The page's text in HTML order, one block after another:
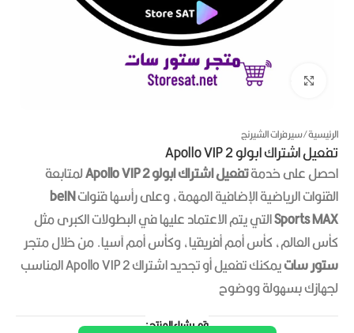
Click to enlarge
الرئيسية/سيرفرات الشيرنج
تفعيل اشتراك ابولو Apollo VIP 2
احصل على خدمةتفعيل اشتراك ابولو Apollo VIP 2
لمتابعة
القنوات الرياضية الإضافية المهمة، وعلى رأسها قنواتbeIN
Sports MAXالتي يتم الاعتماد عليها في البطولات الكبرى مثل
كأس العالم، كأس أمم أفريقيا، وكأس أمم آسيا. من خلال متجر
ستور سات
يمكنك تفعيل أو تجديد اشتراك Apollo VIP 2 المناسب
لجهازك بسهولة ووضوح
قم بشراء المنتج :